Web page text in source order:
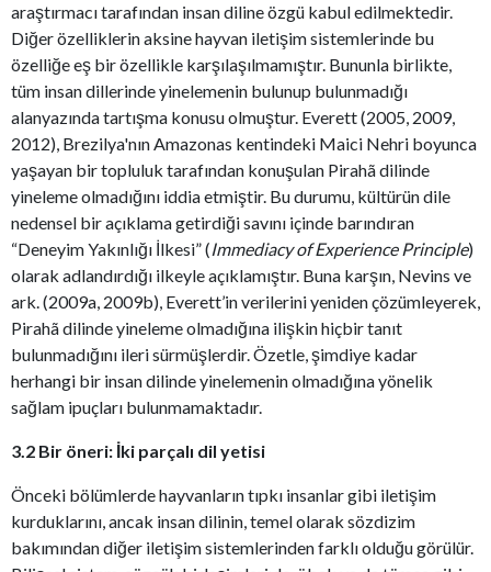
araştırmacı tarafından insan diline özgü kabul edilmektedir.
Diğer özelliklerin aksine hayvan iletişim sistemlerinde bu
özelliğe eş bir özellikle karşılaşılmamıştır. Bununla birlikte,
tüm insan dillerinde yinelemenin bulunup bulunmadığı
alanyazında tartışma konusu olmuştur. Everett (2005, 2009,
2012), Brezilya'nın Amazonas kentindeki Maici Nehri boyunca
yaşayan bir topluluk tarafından konuşulan Pirahã dilinde
yineleme olmadığını iddia etmiştir. Bu durumu, kültürün dile
nedensel bir açıklama getirdiği savını içinde barındıran
“Deneyim Yakınlığı İlkesi” (Immediacy of Experience Principle)
olarak adlandırdığı ilkeyle açıklamıştır. Buna karşın, Nevins ve
ark. (2009a, 2009b), Everett’in verilerini yeniden çözümleyerek,
Pirahã dilinde yineleme olmadığına ilişkin hiçbir tanıt
bulunmadığını ileri sürmüşlerdir. Özetle, şimdiye kadar
herhangi bir insan dilinde yinelemenin olmadığına yönelik
sağlam ipuçları bulunmamaktadır.
3.2 Bir öneri: İki parçalı dil yetisi
Önceki bölümlerde hayvanların tıpkı insanlar gibi iletişim
kurduklarını, ancak insan dilinin, temel olarak sözdizim
bakımından diğer iletişim sistemlerinden farklı olduğu görülür.